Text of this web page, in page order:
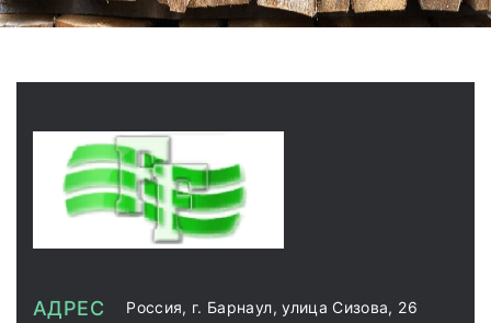
АДРЕС Россия, г. Барнаул, улица Сизова, 26